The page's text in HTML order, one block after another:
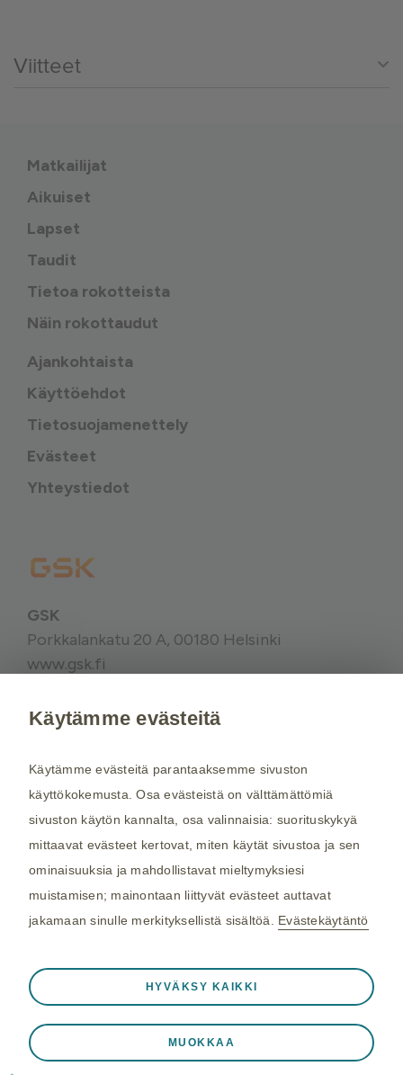
Viitteet
Matkailijat
Aikuiset
Lapset
Taudit
Tietoa rokotteista
Näin rokottaudut
Ajankohtaista
Käyttöehdot
Tietosuojamenettely
Evästeet
Yhteystiedot
GSK
Porkkalankatu 20 A, 00180 Helsinki
www.gsk.fi
ammattilaiselta. Rokotussuositukset perustuvat
THL:nsuosituksiin. Maakohtaiset
rokotussuositukset perustuvatMatkailijan
terveysoppaaseen, jota toimittaa Kustannus Oy
Duodecim (aiemmin THL). Tarkistamme
maakohtaiset rokotesuositukset kahdesti
vuodessa.
10/2025 NP-FI-RSA-WCNT-250001
Viimeisin päivitys 22.10.2025
Käytämme evästeitä
Käytämme evästeitä parantaaksemme sivuston
käyttökokemusta. Osa evästeistä on välttämättömiä
sivuston käytön kannalta, osa valinnaisia: suorituskykyä
mittaavat evästeet kertovat, miten käytät sivustoa ja sen
ominaisuuksia ja mahdollistavat mieltymyksiesi
muistamisen; mainontaan liittyvät evästeet auttavat
jakamaan sinulle merkityksellistä sisältöä. Evästekäytäntö
Välttämättömät evästeet ❮
kuten istuntotietojen tallennukseen vierailun
aikana, eväste- ja tag-asetusten hallintaan
MUOKKAA
HYVÄKSY KAIKKI